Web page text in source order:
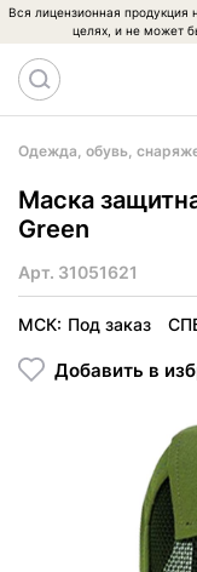
Вся лицензионная продукция
целях, и не может
Одежда, обувь,
Маска
Green
Арт. 31051621
МСК: Под заказ
Добавить в